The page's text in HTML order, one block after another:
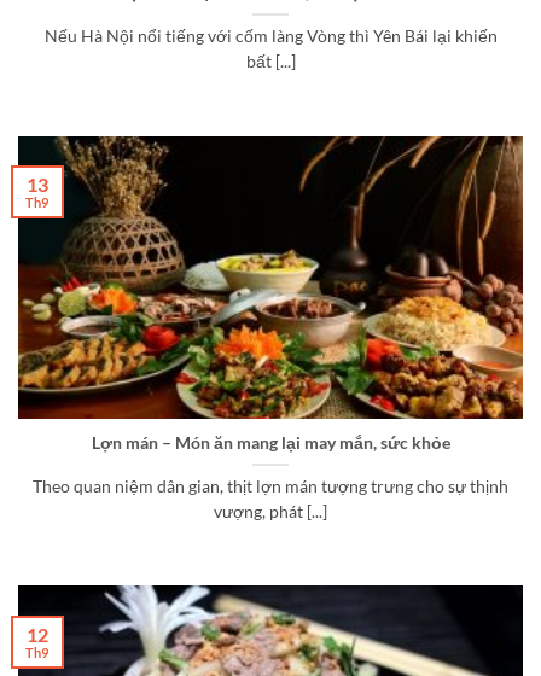
Nếu Hà Nội nổi tiếng với cốm làng Vòng thì Yên Bái lại khiến
bất [...]
Lợn mán – Món ăn mang lại may mắn, sức khỏe
Theo quan niệm dân gian, thịt lợn mán tượng trưng cho sự thịnh
vượng, phát [...]
13
Th9
12
Th9